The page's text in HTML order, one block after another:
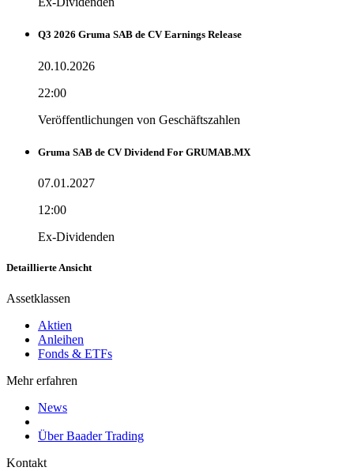
Q3 2026 Gruma SAB de CV Earnings Release
20.10.2026
22:00
Veröffentlichungen von Geschäftszahlen
Gruma SAB de CV Dividend For GRUMAB.MX
07.01.2027
12:00
Ex-Dividenden
Detaillierte Ansicht
Assetklassen
Aktien
Anleihen
Fonds & ETFs
Mehr erfahren
News
Über Baader Trading
Kontakt